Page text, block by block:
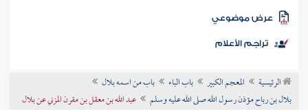
الكتب
موضوعي
تراجم الأعلام
الرئيسية المعجم الكبير باب الباء
باب من اسمه بلال
بلال بن رباح مؤذن رسول الله صلى الله عليه وسلم
عبد الله بن معقل بن مقرن المزني عن بلال